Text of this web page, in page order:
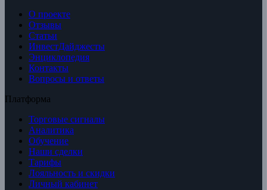
О проекте
Отзывы
Статьи
ИнвестДайджесты
Энциклопедия
Контакты
Вопросы и ответы
Платформа
Торговые сигналы
Аналитика
Обучение
Наши сделки
Тарифы
Лояльность и скидки
Личный кабинет